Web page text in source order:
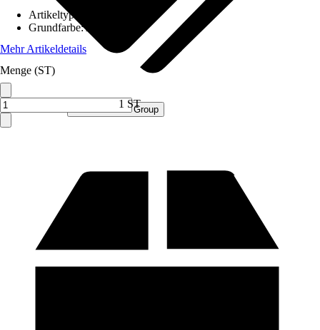
Verkauf durch: Procommerce Group
Artikeltyp
Grundfarbe:Anthrazit
Mehr Artikeldetails
Menge (ST)
1 ST